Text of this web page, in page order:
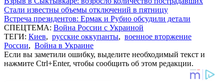
Стали известны объемы отключений в пятницу
Встреча президентов: Ермак и Рубио обсудили детали
СПЕЦТЕМА: Война России с Украиной
ТЕГИ: Киев, русские оккупанты, военное вторжение
России, Война в Украине
Если вы заметили ошибку, выделите необходимый текст и
нажмите Ctrl+Enter, чтобы сообщить об этом редакции.